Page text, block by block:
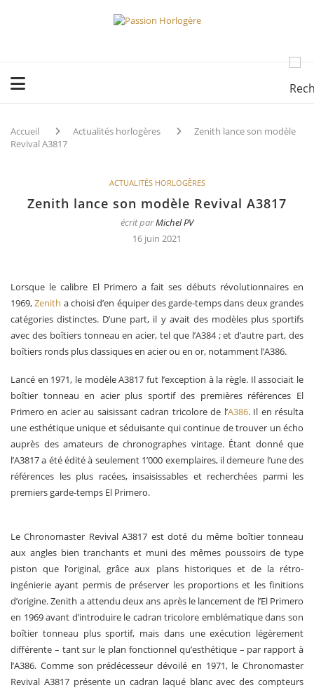
Accueil Actualités horlogères
Zenith lance son modèle
Revival A3817
ACTUALITÉS HORLOGÈRES
Zenith lance son modèle Revival A3817
écrit parMichel PV
16 juin 2021
Lorsque le calibre El Primero a fait ses débuts révolutionnaires en
1969,Zenith a choisi d’en équiper des garde-temps dans deux grandes
catégories distinctes. D’une part, il y avait des modèles plus sportifs
avec des boîtiers tonneau en acier, tel que l’A384 ; et d’autre part, des
boîtiers ronds plus classiques en acier ou en or, notamment l’A386.
Lancé en 1971, le modèle A3817 fut l’exception à la règle. Il associait le
boîtier tonneau en acier plus sportif des premières références El
Primero en acier au saisissant cadran tricolore de l’A386. Il en résulta
une esthétique unique et séduisante qui continue de trouver un écho
auprès des amateurs de chronographes vintage. Étant donné que
l’A3817 a été édité à seulement 1’000 exemplaires, il demeure l’une des
références les plus racées, insaisissables et recherchées parmi les
premiers garde-temps El Primero.
Le Chronomaster Revival A3817 est doté du même boîtier tonneau
aux angles bien tranchants et muni des mêmes poussoirs de type
piston que l’original, grâce aux plans historiques et de la rétro-
ingénierie ayant permis de préserver les proportions et les finitions
d’origine. Zenith a attendu deux ans après le lancement de l’El Primero
en 1969 avant d’introduire le cadran tricolore emblématique dans son
boîtier tonneau plus sportif, mais dans une exécution légèrement
différente – tant sur le plan fonctionnel qu’esthétique – par rapport à
l’A386. Comme son prédécesseur dévoilé en 1971, le Chronomaster
Revival A3817 présente un cadran laqué blanc avec des compteurs